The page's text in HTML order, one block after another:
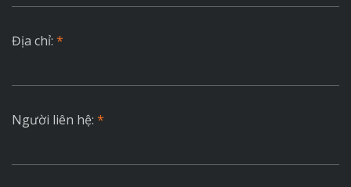
Địa chỉ: *
Người liên hệ: *